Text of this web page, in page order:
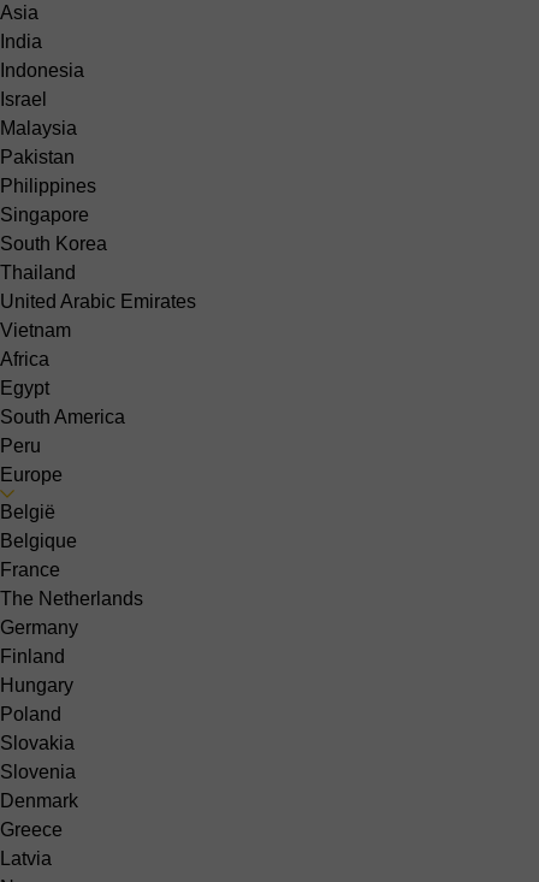
Asia
India
Indonesia
Israel
Malaysia
Pakistan
Philippines
Singapore
South Korea
Thailand
United Arabic Emirates
Vietnam
Africa
Egypt
South America
Peru
Europe
België
Belgique
France
The Netherlands
Germany
Finland
Hungary
Poland
Slovakia
Slovenia
Denmark
Greece
Latvia